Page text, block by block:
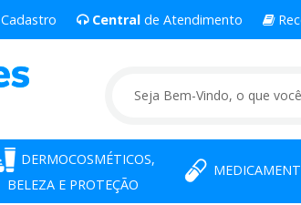
Cadastro Central de Atendimento
DERMOCOSMÉTICOS,
BELEZA E PROTEÇÃO